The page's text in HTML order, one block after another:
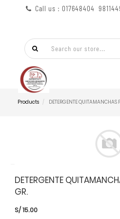
Call us : 017648404
Products DETERGENTE QUITAMANCHAS
DETERGENTE
GR.
S/15.00